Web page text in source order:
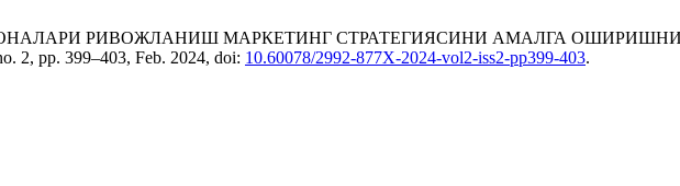
РИВОЖЛАНИШ МАРКЕТИНГ СТРАТЕГИЯСИНИ АМАЛГА
2, pp. 399–403, Feb. 2024, doi: 10.60078/2992-877X-2024-vol2-iss2-pp399-403.